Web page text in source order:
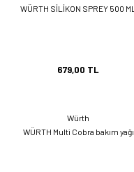
WÜRTH SİLİKON SPREY 500 ML
679,00 TL
Würth
WÜRTH Multi Cobra bakım yağı